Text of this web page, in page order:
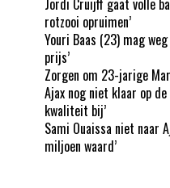
rotzooi opruimen’
Youri Baas (23) mag
prijs’
Zorgen om 23-jarige
Ajax nog niet klaar op
kwaliteit bij’
Sami Ouaissa niet naar
miljoen waard’